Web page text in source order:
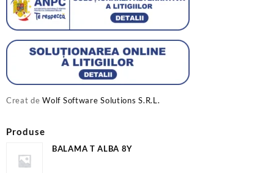
Creat deWolf Software Solutions S.R.L.
Produse
BALAMA T ALBA 8Y